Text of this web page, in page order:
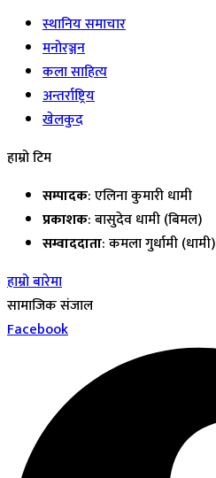
स्थानिय समाचार
मनोरञ्जन
कला साहित्य
अन्तर्राष्ट्रिय
खेलकुद
हाम्रो टिम
सम्पादक: एलिना कुमारी धामी
प्रकाशक: बासुदेव धामी (बिमल)
सम्वाददाता: कमला गुर्धामी (धामी)
हाम्रो बारेमा
सामाजिक संजाल
Facebook